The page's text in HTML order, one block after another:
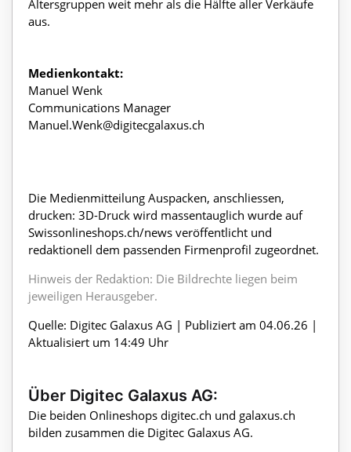
Altersgruppen weit mehr als die Hälfte aller Verkäufe
aus.
Medienkontakt:
Manuel Wenk
Communications Manager
Manuel.Wenk@digitecgalaxus.ch
Die Medienmitteilung Auspacken, anschliessen,
drucken: 3D-Druck wird massentauglich wurde auf
Swissonlineshops.ch/news veröffentlicht und
redaktionell dem passenden Firmenprofil zugeordnet.
Hinweis der Redaktion: Die Bildrechte liegen beim
jeweiligen Herausgeber.
Quelle: Digitec Galaxus AG | Publiziert am 04.06.26 |
Aktualisiert um 14:49 Uhr
Über Digitec Galaxus AG:
Die beiden Onlineshops digitec.ch und galaxus.ch
bilden zusammen die Digitec Galaxus AG.